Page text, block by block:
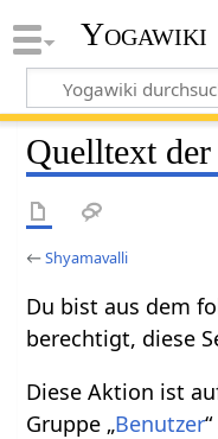
Yogawiki
Quelltext
←Shyamavalli
Du bist aus dem
berechtigt, diese
Diese Aktion ist
Gruppe „Benutzer